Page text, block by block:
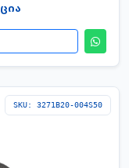
SKU: 3271B20-004S50